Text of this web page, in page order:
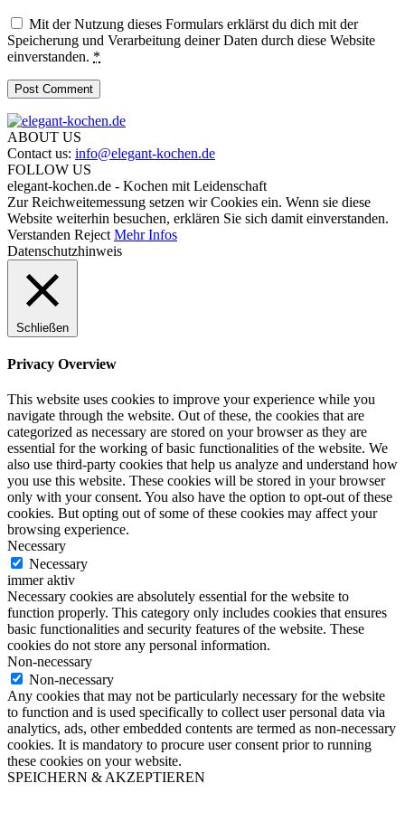
Mit der Nutzung dieses Formulars erklärst du dich mit der
Speicherung und Verarbeitung deiner Daten durch diese Website
einverstanden. *
ABOUT US
Contact us: info@elegant-kochen.de
FOLLOW US
elegant-kochen.de - Kochen mit Leidenschaft
Zur Reichweitemessung setzen wir Cookies ein. Wenn sie diese
Website weiterhin besuchen, erklären Sie sich damit einverstanden.
Verstanden Reject Mehr Infos
Datenschutzhinweis
Schließen
Privacy Overview
This website uses cookies to improve your experience while you
navigate through the website. Out of these, the cookies that are
categorized as necessary are stored on your browser as they are
essential for the working of basic functionalities of the website. We
also use third-party cookies that help us analyze and understand how
you use this website. These cookies will be stored in your browser
only with your consent. You also have the option to opt-out of these
cookies. But opting out of some of these cookies may affect your
browsing experience.
Necessary
Necessary
immer aktiv
Necessary cookies are absolutely essential for the website to
function properly. This category only includes cookies that ensures
basic functionalities and security features of the website. These
cookies do not store any personal information.
Non-necessary
Non-necessary
Any cookies that may not be particularly necessary for the website
to function and is used specifically to collect user personal data via
analytics, ads, other embedded contents are termed as non-necessary
cookies. It is mandatory to procure user consent prior to running
these cookies on your website.
SPEICHERN & AKZEPTIEREN